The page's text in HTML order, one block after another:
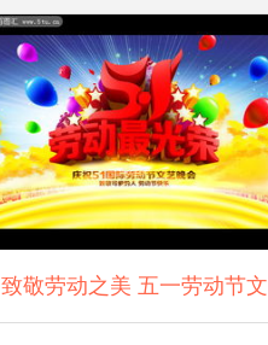
致敬劳动之美 五一劳动节文